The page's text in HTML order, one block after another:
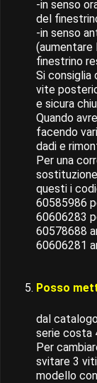
-in senso
del
-in senso
(aumentare
finestrino
Si consiglia
vite
e sicura
Quando
facendo
dadi e
Per una
questi i
60585986
60606283
60578688
60606281
Posso
dal
serie costa
Per
svitare 3
modello